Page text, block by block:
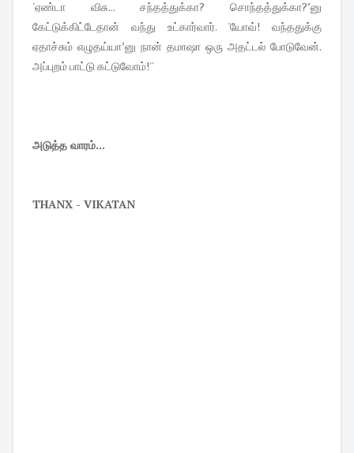
'ஏண்டா விசு... சந்தத்துக்கா? சொந்தத்துக்கா?’னு
கேட்டுக்கிட்டேதான் வந்து உட்கார்வார். 'யோவ்! வந்ததுக்கு
ஏதாச்சும் எழுதய்யா’னு நான் தமாஷா ஒரு அதட்டல் போடுவேன்.
அப்புறம் பாட்டு கட்டுவோம்!''
அடுத்த வாரம்...
THANX - VIKATAN